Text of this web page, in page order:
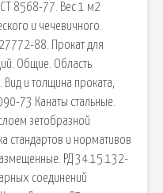
8568-77. Вес 1 м2
и чечевичного.
88. Прокат для
Общие. Область
Вид и толщина проката,
73 Канаты стальные.
зетобразной
стандартов и нормативов
РД 34.15.132-
соединений